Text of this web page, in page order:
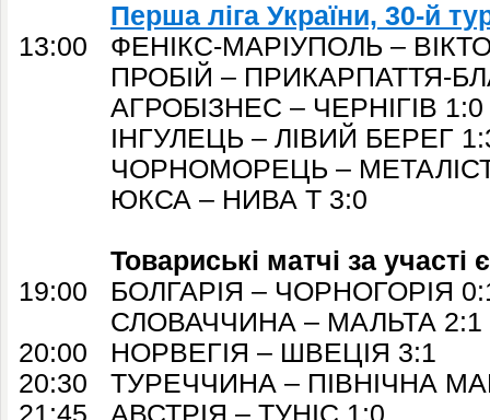
Перша ліга України, 30-й
13:00 ФЕНІКС-МАРІУПОЛЬ –
ПРОБІЙ – ПРИКАРПАТТЯ-
АГРОБІЗНЕС – ЧЕРНІГІВ 1:0
ІНГУЛЕЦЬ – ЛІВИЙ БЕРЕГ
ЧОРНОМОРЕЦЬ – МЕТАЛІСТ
ЮКСА – НИВА Т 3:0
Товариські матчі за участі
19:00 БОЛГАРІЯ – ЧОРНОГОРІЯ
СЛОВАЧЧИНА – МАЛЬТА 2:1
20:00 НОРВЕГІЯ – ШВЕЦІЯ 3:1
20:30 ТУРЕЧЧИНА – ПІВНІЧНА
21:45 АВСТРІЯ – ТУНІС 1:0